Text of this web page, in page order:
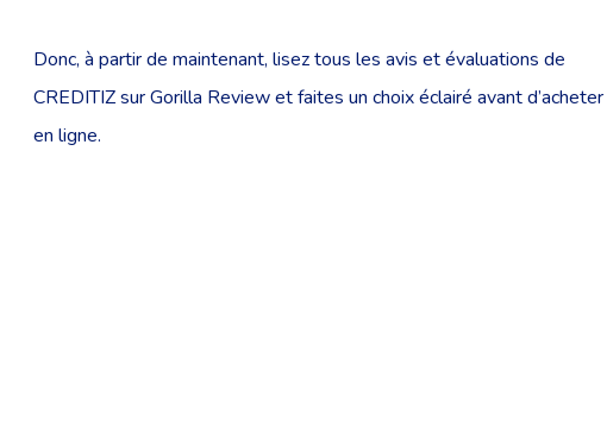
Donc, à partir de maintenant, lisez tous les avis et évaluations de
CREDITIZ sur Gorilla Review et faites un choix éclairé avant d’acheter
en ligne.